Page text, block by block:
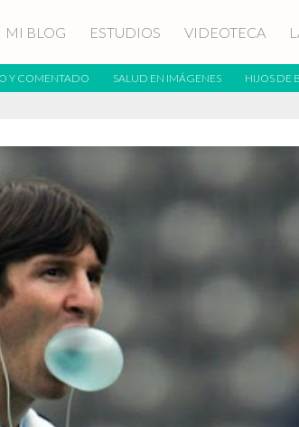
MI BLOG ESTUDIOS VIDEOTECA
Y COMENTADO SALUD EN IMÁGENES HIJOS DE